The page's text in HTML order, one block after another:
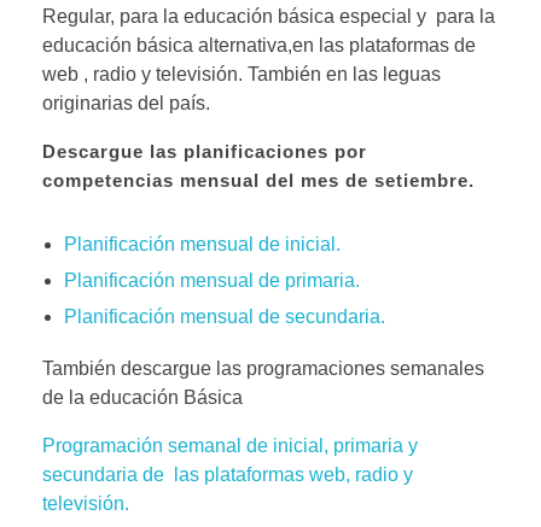
Regular, para la educación básica especial y para la
educación básica alternativa,en las plataformas de
web , radio y televisión. También en las leguas
originarias del país.
Descargue las planificaciones por
competencias mensual del mes de setiembre.
Planificación mensual de inicial.
Planificación mensual de primaria.
Planificación mensual de secundaria.
También descargue las programaciones semanales
de la educación Básica
Programación semanal de inicial, primaria y
secundaria de las plataformas web, radio y
televisión.